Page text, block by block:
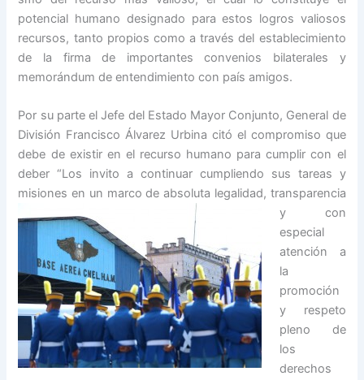
potencial humano designado para estos logros valiosos
recursos, tanto propios como a través del establecimiento
de la firma de importantes convenios bilaterales y
memorándum de entendimiento con país amigos.
Por su parte el Jefe del Estado Mayor Conjunto, General de
División Francisco Álvarez Urbina citó el compromiso que
debe de existir en el recurso humano para cumplir con el
deber “Los invito a continuar cumpliendo sus tareas y
misiones en un marco de absoluta legalidad, transparencia
y con
especial
atención a
la
promoción
y respeto
pleno de
los
derechos